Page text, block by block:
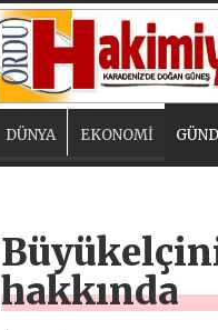
DÜNYA EKONOMİ
hakkında